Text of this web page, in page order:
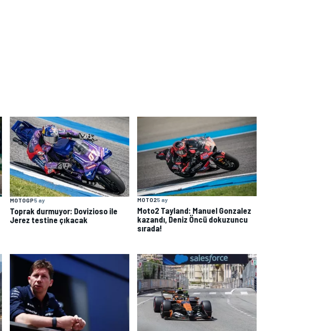
MOTOGP5 ay
Toprak durmuyor: Dovizioso ile
Jerez testine çıkacak
MOTO25 ay
Moto2 Tayland: Manuel Gonzalez
kazandı, Deniz Öncü dokuzuncu
sırada!